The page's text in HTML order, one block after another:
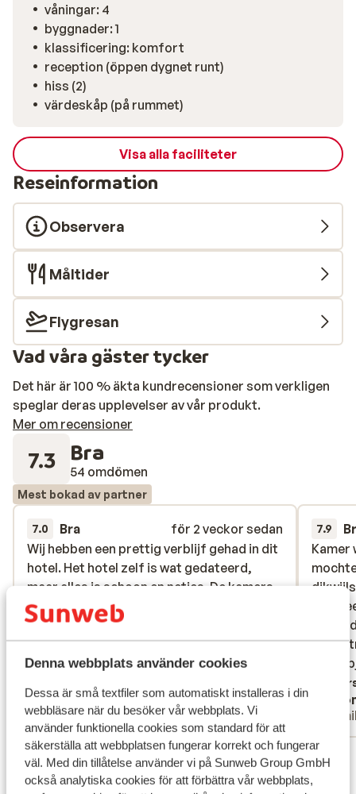
Denna webbplats använder cookies
Dessa är små textfiler som automatiskt installeras i din
webbläsare när du besöker vår webbplats. Vi
använder funktionella cookies som standard för att
säkerställa att webbplatsen fungerar korrekt och fungerar
väl. Med din tillåtelse använder vi på Sunweb Group GmbH
också analytiska cookies för att förbättra vår webbplats,
våningar: 4
byggnader: 1
klassificering: komfort
reception (öppen dygnet runt)
hiss (2)
värdeskåp (på rummet)
Visa alla faciliteter
Reseinformation
Observera
Måltider
Flygresan
Vad våra gäster tycker
Det här är 100 % äkta kundrecensioner som verkligen
speglar deras upplevelser av vår produkt.
Mer om recensioner
7.3 Bra
54 omdömen
Mest bokad av partner
7.0 Bra
för 2 veckor sedan
Wij hebben een prettig verblijf gehad in dit
hotel. Het hotel zelf is wat gedateerd,
maar alles is schoon en netjes. De kamers
en de algemene ruimtes worden goed
schoongemaakt, wat erg fijn is. Het
personeel is ontzettend vriendelijk en
behulpzaam. Niet iedereen spreekt even
goed Engels, maar dat hebben wij niet als
een probleem ervaren. Ze doen hun best
om je te helpen en dat wordt zeker
gewaardeerd. Het eten was prima, maar
niet bijzonder. Er was voldoende keuze, al
zou wat meer variatie welkom zijn.
Wij hebben een prettig verblijf gehad in dit
hotel. Het hotel zelf is wat gedateerd,
maar alles is schoon en netjes. De kamers
en de algemene ruimtes worden goed
schoongemaakt, wat erg fijn is. Het
personeel is ontzettend vriendelijk en
behulpzaam. Nie...mer
Anonym
Familj
7.9
Kamer
was
voor
een
aan
voor.
Kamer
was
voor
Visa alla 54 omdömen
Läge